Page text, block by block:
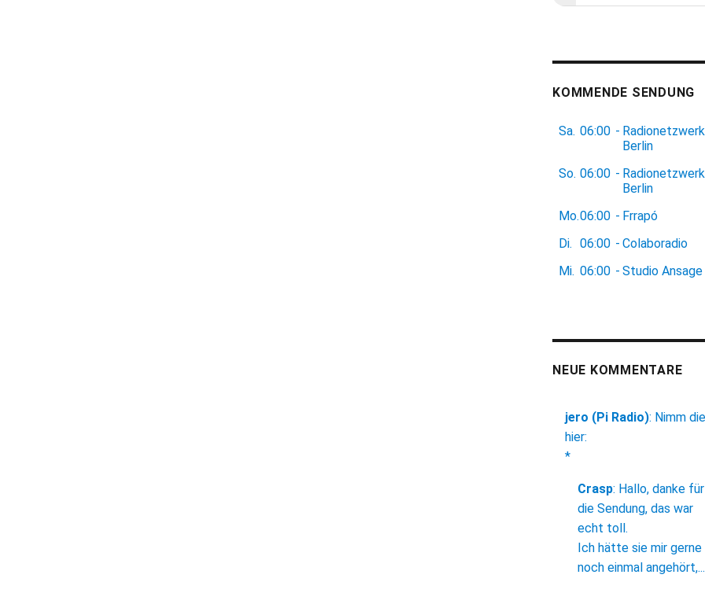
KOMMENDE SENDUNG
Sa. 06:00 - Radionetzwerk
Berlin
So. 06:00 - Radionetzwerk
Berlin
Mo.06:00 - Frrapó
Di. 06:00 - Colaboradio
Mi. 06:00 - Studio Ansage
NEUE KOMMENTARE
jero (Pi Radio): Nimm die
hier:
*
Crasp: Hallo, danke für
die Sendung, das war
echt toll.
Ich hätte sie mir gerne
noch einmal angehört,...